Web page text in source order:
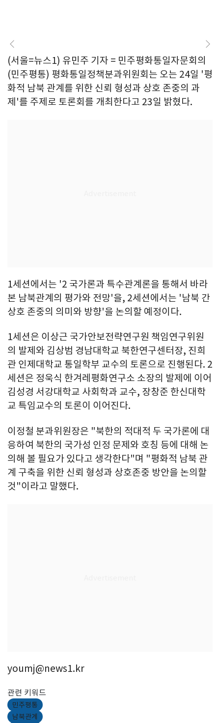
(서울=뉴스1) 유민주 기자 = 민주평화통일자문회의
(민주평통) 평화통일정책분과위원회는 오는 24일 '평
화적 남북 관계를 위한 신뢰 형성과 상호 존중의 과
제'를 주제로 토론회를 개최한다고 23일 밝혔다.
1세션에서는 '2 국가론과 특수관계론을 통해서 바라
본 남북관계의 평가와 전망'을, 2세션에서는 '남북 간
상호 존중의 의미와 방향'을 논의할 예정이다.
1세션은 이상근 국가안보전략연구원 책임연구위원
의 발제와 김상범 경남대학교 북한연구센터장, 진희
관 인제대학교 통일학부 교수의 토론으로 진행된다. 2
세션은 정욱식 한겨레평화연구소 소장의 발제에 이어
김성경 서강대학교 사회학과 교수, 장창준 한신대학
교 특임교수의 토론이 이어진다.
이정철 분과위원장은 "북한의 적대적 두 국가론에 대
응하여 북한의 국가성 인정 문제와 호칭 등에 대해 논
의해 볼 필요가 있다고 생각한다"며 "평화적 남북 관
계 구축을 위한 신뢰 형성과 상호존중 방안을 논의할
것"이라고 말했다.
youmj@news1.kr
관련 키워드
민주평통
남북관계